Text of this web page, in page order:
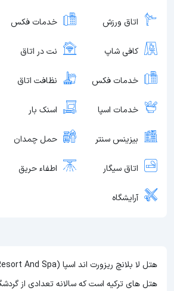
اتاق ورزش خدمات فکس
کافی شاپ نت در اتاق
خدمات فکس نظافت اتاق
خدمات اسپا اسنک بار
بیزینس سنتر حمل چمدان
اتاق سیگار اطفاء حریق
آرایشگاه
هتل های ترکیه است که سالانه تعدادی از